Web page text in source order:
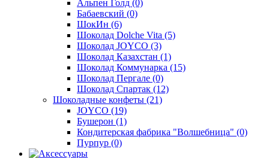
Альпен Голд (0)
Бабаевский (0)
ШокИн (6)
Шоколад Dolche Vita (5)
Шоколад JOYCO (3)
Шоколад Казахстан (1)
Шоколад Коммунарка (15)
Шоколад Пергале (0)
Шоколад Спартак (12)
Шоколадные конфеты (21)
JOYCO (19)
Бушерон (1)
Кондитерская фабрика "Волшебница" (0)
Пурпур (0)